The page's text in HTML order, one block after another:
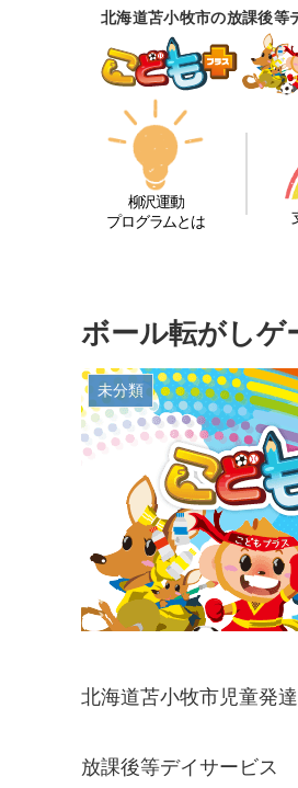
北海道苫小牧市の放課後等
柳沢運動
プログラムとは
ボール転がしゲ
未分類
北海道苫小牧市児童発
放課後等デイサービス